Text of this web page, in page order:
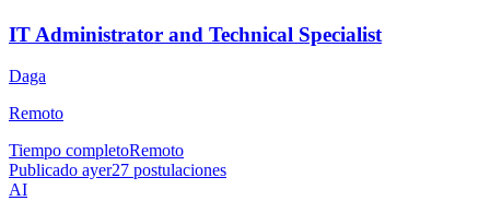
IT Administrator and Technical Specialist
Daga
Remoto
Tiempo completoRemoto
Publicado ayer27 postulaciones
AI